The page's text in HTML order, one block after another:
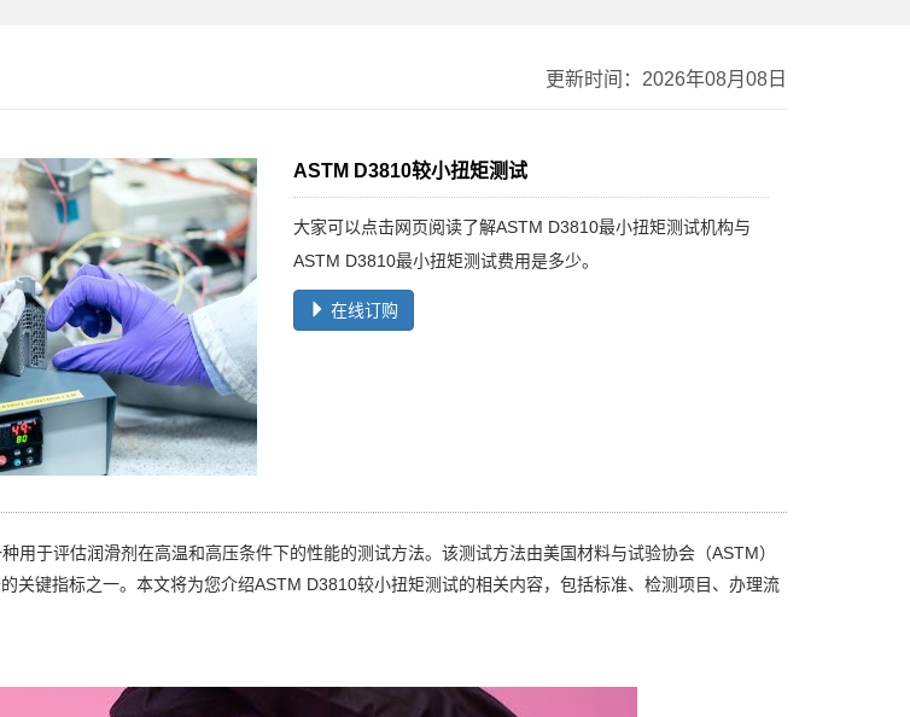
更新时间：2026年08月08日
ASTM D3810较小扭矩测试
大家可以点击网页阅读了解ASTM D3810最小扭矩测试机构与
ASTM D3810最小扭矩测试费用是多少。
在线订购
用于评估润滑剂在高温和高压条件下的性能的测试方法。该测试方法由美国材料与试验协会（ASTM）
关键指标之一。本文将为您介绍ASTM D3810较小扭矩测试的相关内容，包括标准、检测项目、办理流